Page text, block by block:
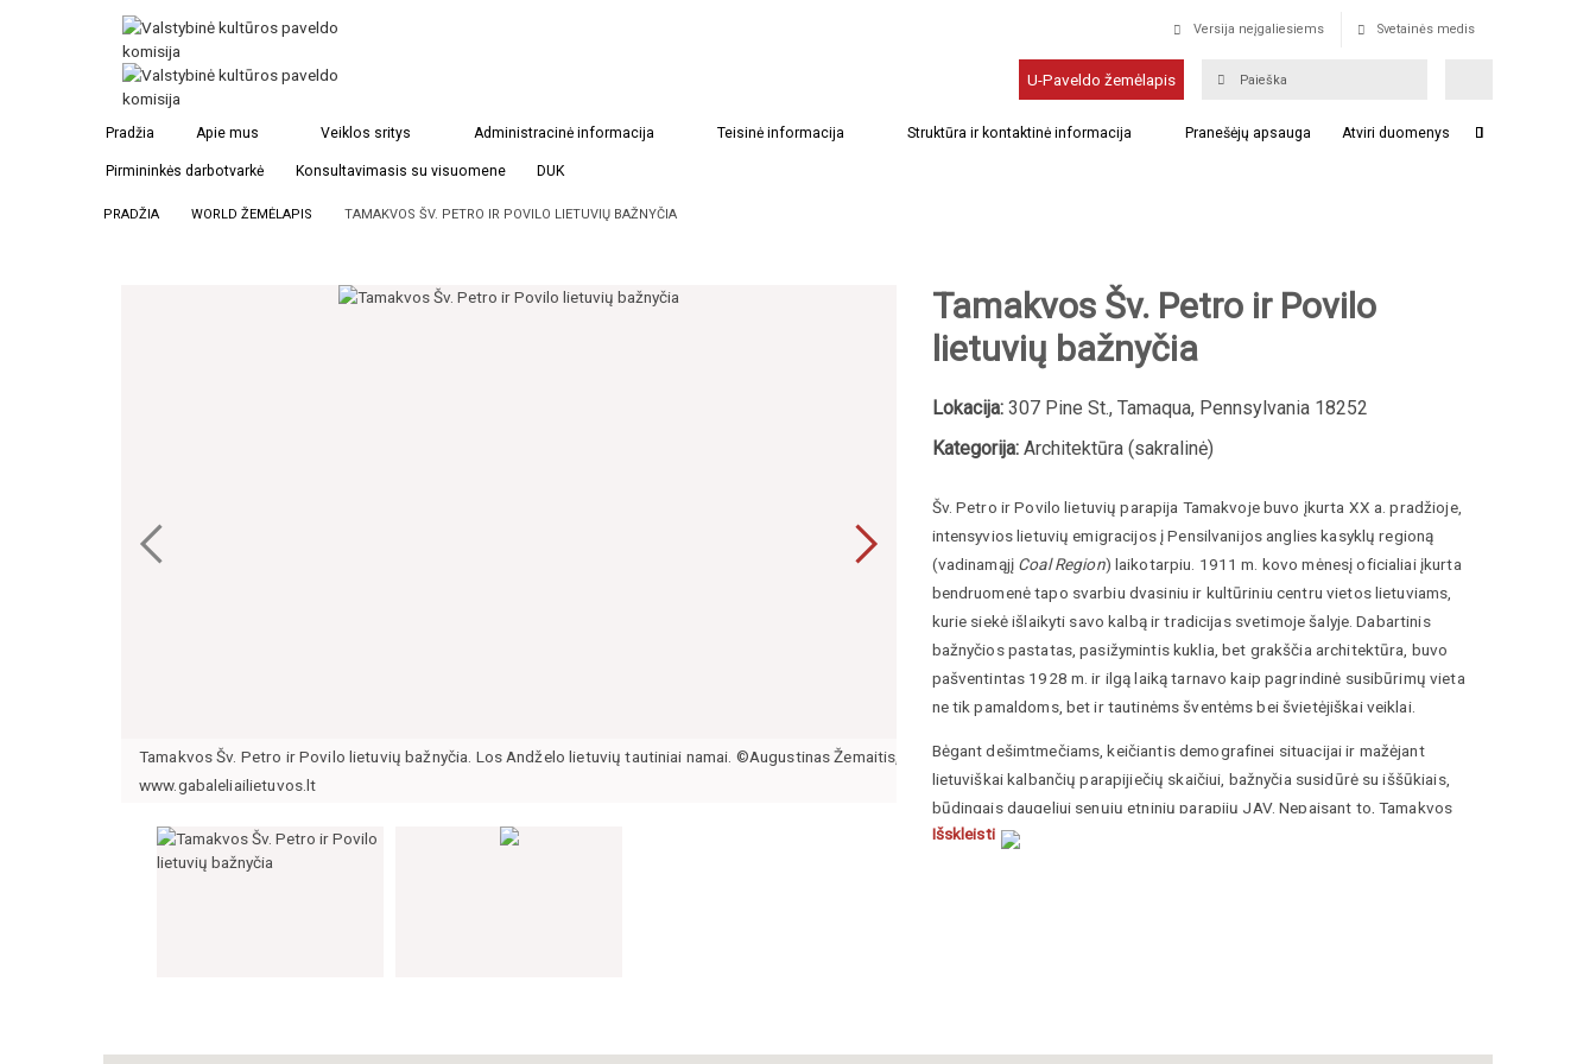
Versija neįgaliesiems Svetainės medis
U-Paveldo žemėlapis
Pradžia Apie mus Veiklos sritys Administracinė informacija Teisinė informacija Struktūra ir kontaktinė informacija Pranešėjų apsauga Atviri duomenys
Pirmininkės darbotvarkė Konsultavimasis su visuomene DUK
PRADŽIA WORLD ŽEMĖLAPIS TAMAKVOS ŠV. PETRO IR POVILO LIETUVIŲ BAŽNYČIA
Tamakvos Šv. Petro ir Povilo lietuvių bažnyčia. Los Andželo lietuvių tautiniai namai. ©Augustinas Žemaitis,
www.gabaleliailietuvos.lt
Tamakvos Šv. Petro ir Povilo lietuvių bažnyčia. Los Andželo lietuvių tautiniai namai.
www.gabaleliailietuvos.lt
Tamakvos Šv. Petro ir Povilo
lietuvių bažnyčia
Lokacija:307 Pine St., Tamaqua, Pennsylvania 18252
Kategorija:Architektūra (sakralinė)
Šv. Petro ir Povilo lietuvių parapija Tamakvoje buvo įkurta XX a. pradžioje,
intensyvios lietuvių emigracijos į Pensilvanijos anglies kasyklų regioną
(vadinamąjį Coal Region) laikotarpiu. 1911 m. kovo mėnesį oficialiai įkurta
bendruomenė tapo svarbiu dvasiniu ir kultūriniu centru vietos lietuviams,
kurie siekė išlaikyti savo kalbą ir tradicijas svetimoje šalyje. Dabartinis
bažnyčios pastatas, pasižymintis kuklia, bet grakščia architektūra, buvo
pašventintas 1928 m. ir ilgą laiką tarnavo kaip pagrindinė susibūrimų vieta
ne tik pamaldoms, bet ir tautinėms šventėms bei švietėjiškai veiklai.
Bėgant dešimtmečiams, keičiantis demografinei situacijai ir mažėjant
lietuviškai kalbančių parapijiečių skaičiui, bažnyčia susidūrė su iššūkiais,
būdingais daugeliui senųjų etninių parapijų JAV. Nepaisant to, Tamakvos
lietuvių bažnyčia išliko reikšmingu istoriniu paminklu, liudijančiu apie lietuvių
angliakasių kraštas. Vilnius: Lietuvos istorijos institutas.
Išskleisti